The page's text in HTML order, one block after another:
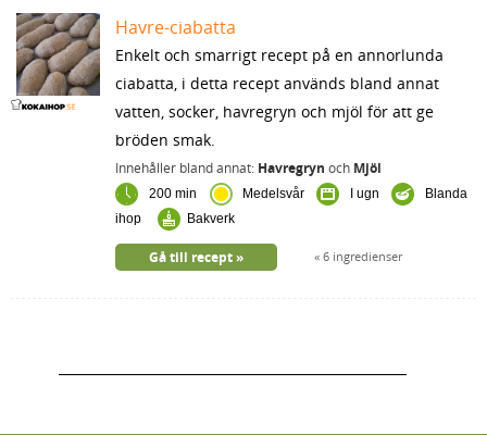
Havre-ciabatta
Enkelt och smarrigt recept på en annorlunda
ciabatta, i detta recept används bland annat
vatten, socker, havregryn och mjöl för att ge
bröden smak.
Innehåller bland annat: Havregryn och Mjöl
200 min Medelsvår I ugn
Blanda
ihop
Bakverk
6 ingredienser
Gå till recept